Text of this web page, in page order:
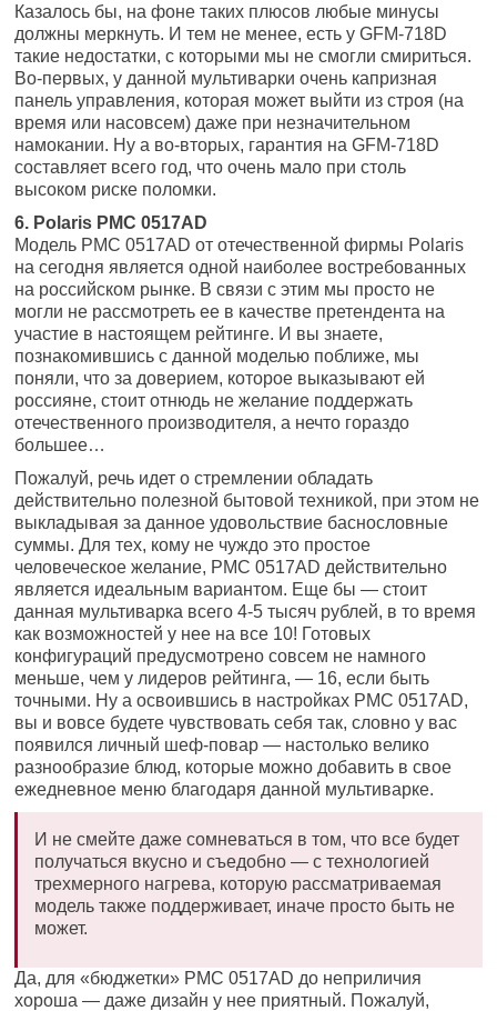
Казалось бы, на фоне таких плюсов любые минусы
должны меркнуть. И тем не менее, есть у GFM-718D
такие недостатки, с которыми мы не смогли смириться.
Во-первых, у данной мультиварки очень капризная
панель управления, которая может выйти из строя (на
время или насовсем) даже при незначительном
намокании. Ну а во-вторых, гарантия на GFM-718D
составляет всего год, что очень мало при столь
высоком риске поломки.
6. Polaris PMC 0517AD
Модель PMC 0517AD от отечественной фирмы Polaris
на сегодня является одной наиболее востребованных
на российском рынке. В связи с этим мы просто не
могли не рассмотреть ее в качестве претендента на
участие в настоящем рейтинге. И вы знаете,
познакомившись с данной моделью поближе, мы
поняли, что за доверием, которое выказывают ей
россияне, стоит отнюдь не желание поддержать
отечественного производителя, а нечто гораздо
большее…
Пожалуй, речь идет о стремлении обладать
действительно полезной бытовой техникой, при этом не
выкладывая за данное удовольствие баснословные
суммы. Для тех, кому не чуждо это простое
человеческое желание, PMC 0517AD действительно
является идеальным вариантом. Еще бы — стоит
данная мультиварка всего 4-5 тысяч рублей, в то время
как возможностей у нее на все 10! Готовых
конфигураций предусмотрено совсем не намного
меньше, чем у лидеров рейтинга, — 16, если быть
точными. Ну а освоившись в настройках PMC 0517AD,
вы и вовсе будете чувствовать себя так, словно у вас
появился личный шеф-повар — настолько велико
разнообразие блюд, которые можно добавить в свое
ежедневное меню благодаря данной мультиварке.
И не смейте даже сомневаться в том, что все будет
получаться вкусно и съедобно — с технологией
трехмерного нагрева, которую рассматриваемая
модель также поддерживает, иначе просто быть не
может.
Да, для «бюджетки» PMC 0517AD до неприличия
хороша — даже дизайн у нее приятный. Пожалуй,